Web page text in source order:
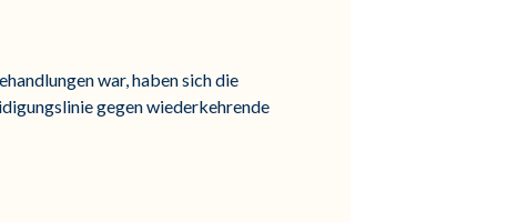
war, haben sich die
gegen wiederkehrende